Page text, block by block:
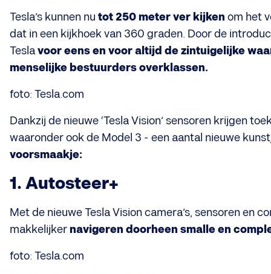
Tesla’s kunnen nu tot 250 meter ver kijken om het
dat in een kijkhoek van 360 graden. Door de
Teslavoor eens en voor altijd de zintuigelijke
menselijke bestuurders overklassen.
foto: Tesla.com
Dankzij de nieuwe ‘Tesla Vision’ sensoren krijgen
waaronder ook de Model 3 - een aantal nieuwe
voorsmaakje:
1. Autosteer+
Met de nieuwe Tesla Vision camera’s, sensoren en
makkelijker navigeren doorheen smalle en
foto: Tesla.com